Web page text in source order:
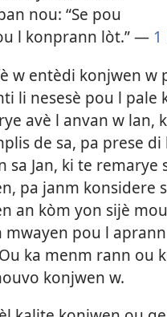
nou: “Se pou
l konprann lòt.” — 1
w entèdi konjwen w
li nesesè pou l
avè l anvan w lan,
de sa, pa prese
sa Jan, ki te remarye
pa janm konsidere
an kòm yon sijè
mwayen pou l
ka menm rann ou
konjwen w.